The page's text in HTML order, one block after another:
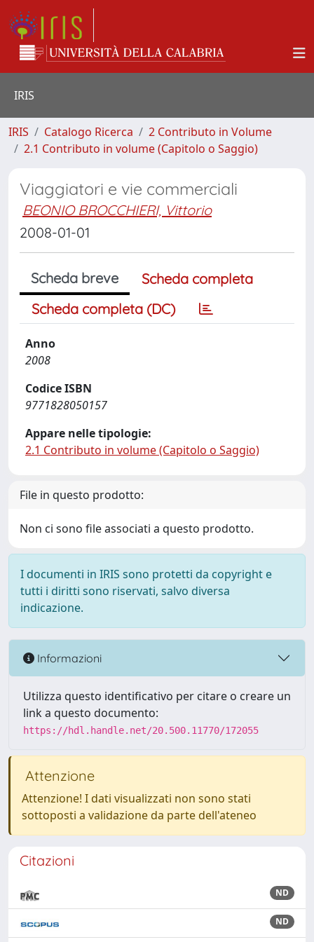
IRIS
IRIS Catalogo Ricerca
2 Contributo in Volume
2.1 Contributo in volume (Capitolo o Saggio)
Viaggiatori e vie commerciali
BEONIO BROCCHIERI, Vittorio
2008-01-01
Scheda breve
Scheda completa
Scheda completa (DC)
Anno
2008
Codice ISBN
9771828050157
Appare nelle tipologie:
2.1 Contributo in volume (Capitolo o Saggio)
File in questo prodotto:
Non ci sono file associati a questo prodotto.
I documenti in IRIS sono protetti da copyright e
tutti i diritti sono riservati, salvo diversa
indicazione.
Informazioni
Utilizza questo identificativo per citare o creare un
link a questo documento:
https://hdl.handle.net/20.500.11770/172055
Attenzione
Attenzione! I dati visualizzati non sono stati
sottoposti a validazione da parte dell'ateneo
Citazioni
ND
ND